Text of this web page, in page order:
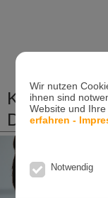
Wir nutzen
ihnen sind
Website und
erfahren -
Notwendig
Dr. Konik &
Zahn- und
Erwachsene
Ganzheitliche-
Erwachsenen-